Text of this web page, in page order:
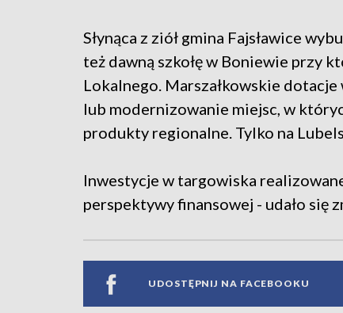
Słynąca z ziół gmina Fajsławice
też dawną szkołę w Boniewie przy
Lokalnego. Marszałkowskie
lub modernizowanie miejsc, w
produkty regionalne. Tylko na
Inwestycje w targowiska
perspektywy finansowej - udało się
UDOSTĘPNIJ NA FACEBOOKU